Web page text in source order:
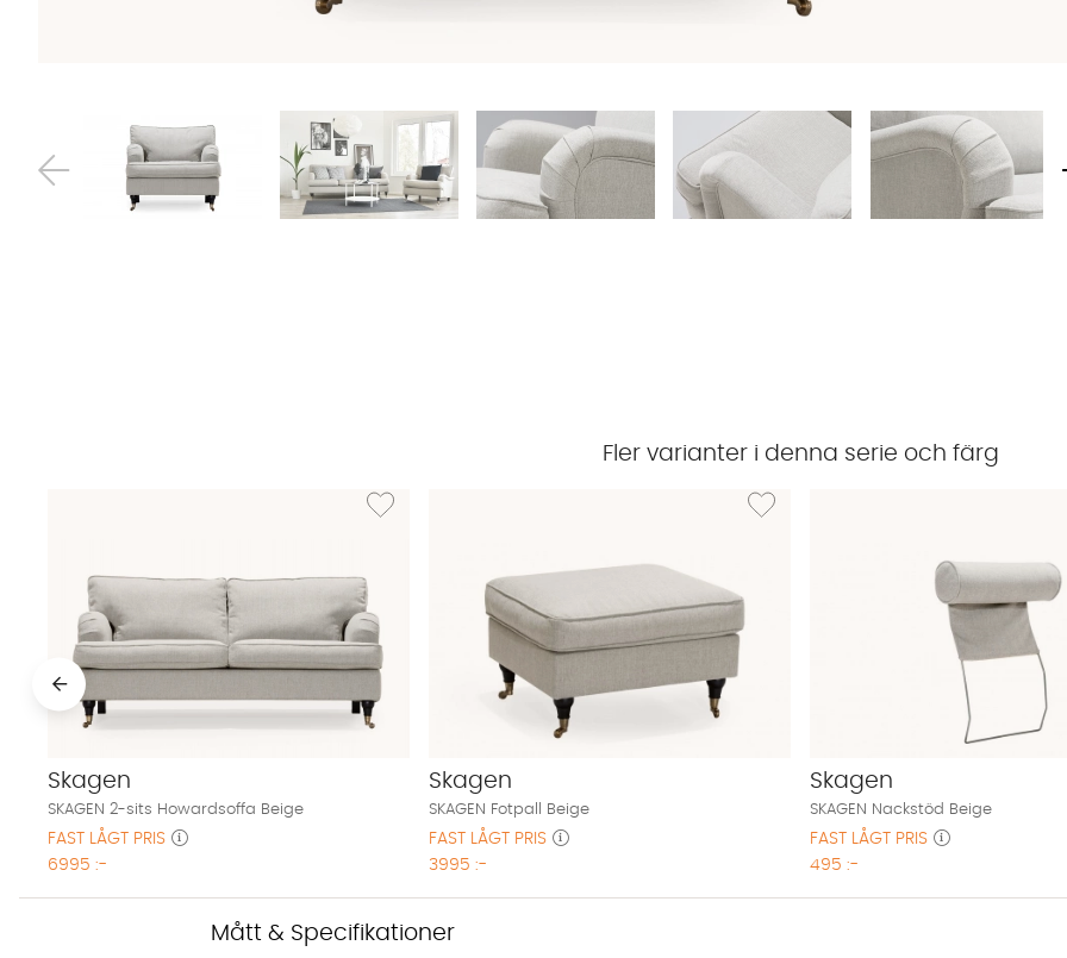
Fler varianter i denna serie och färg
Lägg till i önskelista: SKAGEN 2-sits Howardsoffa Beige
Skagen
SKAGEN 2-sits Howardsoffa Beige
FAST LÅGT PRIS
6995 :-
Lägg till i önskelista: SKAGEN Fotpall Beige
Skagen
SKAGEN Fotpall Beige
FAST LÅGT PRIS
3995 :-
Skagen
SKAGEN Nackstöd Beige
FAST LÅGT PRIS
495 :-
Mått & Specifikationer